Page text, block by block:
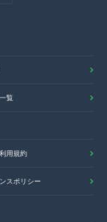
覧
用規約
スポリシー